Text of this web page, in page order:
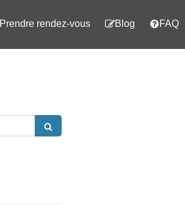
Prendre rendez-vous Blog FAQ